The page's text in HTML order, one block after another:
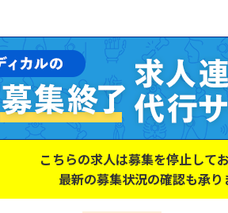
こちらの求人は募集を停止してお
最新の募集状況の確認も承り